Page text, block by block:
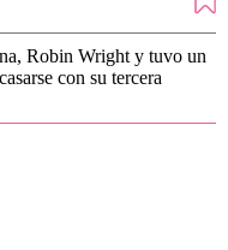
Robin Wright y tuvo un
con su tercera